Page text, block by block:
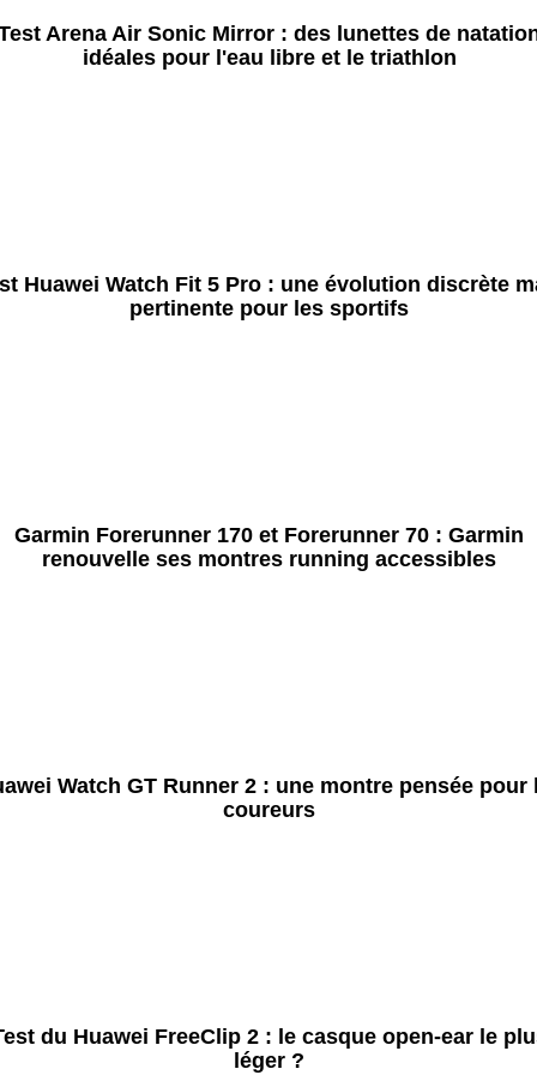
Arena Air Sonic Mirror : des lunettes de
idéales pour l'eau libre et le triathlon
Huawei Watch Fit 5 Pro : une évolution discrète
pertinente pour les sportifs
Garmin Forerunner 170 et Forerunner 70 : Garmin
renouvelle ses montres running accessibles
Watch GT Runner 2 : une montre pensée pour
coureurs
du Huawei FreeClip 2 : le casque open-ear le
léger ?